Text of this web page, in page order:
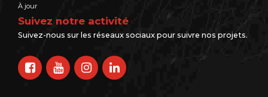
À jour
Suivez notre activité
Suivez-nous sur les réseaux sociaux pour suivre nos projets.